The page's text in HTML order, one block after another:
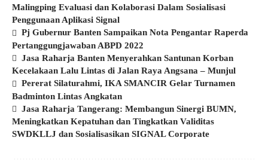
Malingping Evaluasi dan Kolaborasi Dalam Sosialisasi
Penggunaan Aplikasi Signal
Pj Gubernur Banten Sampaikan Nota Pengantar Raperda
Pertanggungjawaban ABPD 2022
Jasa Raharja Banten Menyerahkan Santunan Korban
Kecelakaan Lalu Lintas di Jalan Raya Angsana – Munjul
Pererat Silaturahmi, IKA SMANCIR Gelar Turnamen
Badminton Lintas Angkatan
Jasa Raharja Tangerang: Membangun Sinergi BUMN,
Meningkatkan Kepatuhan dan Tingkatkan Validitas
SWDKLLJ dan Sosialisasikan SIGNAL Corporate